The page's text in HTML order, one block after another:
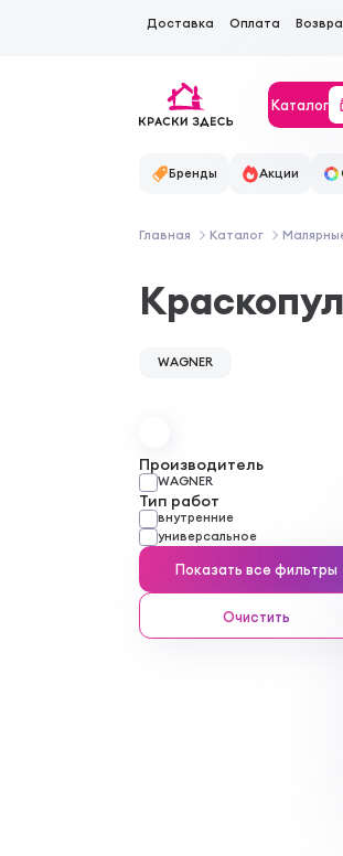
Доставка Оплата
Каталог
Бренды Акции
Главная Каталог
Производитель
WAGNER
Тип работ
внутренние
универсальное
Показать все фильтры
Очистить
WAGNER